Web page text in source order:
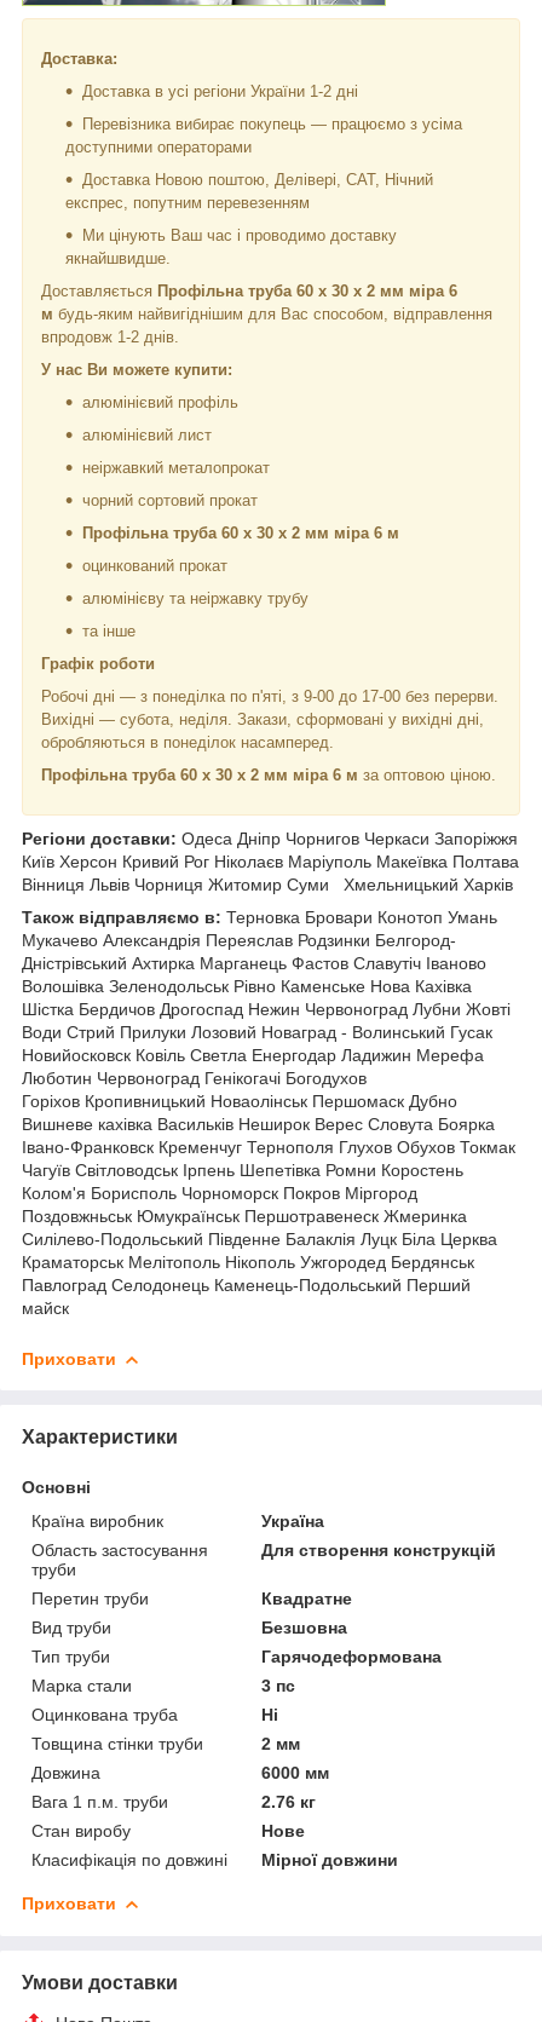
Доставка:
Доставка в усі регіони України 1-2 дні
Перевізника вибирає покупець — працюємо з усіма
доступними операторами
Доставка Новою поштою, Делівері, САТ, Нічний
експрес, попутним перевезенням
Ми цінують Ваш час і проводимо доставку
якнайшвидше.
Доставляється Профільна труба 60 х 30 х 2 мм міра 6
м будь-яким найвигіднішим для Вас способом, відправлення
впродовж 1-2 днів.
У нас Ви можете купити:
алюмінієвий профіль
алюмінієвий лист
неіржавкий металопрокат
чорний сортовий прокат
Профільна труба 60 х 30 х 2 мм міра 6 м
оцинкований прокат
алюмінієву та неіржавку трубу
та інше
Графік роботи
Робочі дні — з понеділка по п'яті, з 9-00 до 17-00 без перерви.
Вихідні — субота, неділя. Закази, сформовані у вихідні дні,
обробляються в понеділок насамперед.
Профільна труба 60 х 30 х 2 мм міра 6 м за оптовою ціною.
Регіони доставки: Одеса Дніпр Чорнигов Черкаси Запоріжжя
Київ Херсон Кривий Рог Ніколаєв Маріуполь Макеївка Полтава
Вінниця Львів Чорниця Житомир Суми
Хмельницький Харків
Також відправляємо в: Терновка Бровари Конотоп Умань
Мукачево Александрія Переяслав Родзинки Белгород-
Дністрівський Ахтирка Марганець Фастов Славутіч Іваново
Волошівка Зеленодольськ Рівно Каменське Нова Кахівка
Шістка Бердичов Дрогоспад Нежин Червоноград Лубни Жовті
Води Стрий Прилуки Лозовий Новаград - Волинський Гусак
Новийосковск Ковіль Светла Енергодар Ладижин Мерефа
Люботин Червоноград Генікогачі Богодухов
Горіхов Кропивницький Новаолінськ Першомаск Дубно
Вишневе кахівка Васильків Неширок Верес Словута Боярка
Івано-Франковск Кременчуг Тернополя Глухов Обухов Токмак
Чагуїв Світловодськ Ірпень Шепетівка Ромни Коростень
Колом'я Борисполь Чорноморск Покров Міргород
Поздовжньськ Юмукраїнськ Першотравенеск Жмеринка
Силілево-Подольський Південне Балаклія Луцк Біла Церква
Краматорськ Мелітополь Нікополь Ужгородед Бердянськ
Павлоград Селодонець Каменець-Подольський Перший
майск
Приховати
Характеристики
Основні
Країна виробник
Україна
Область застосування
труби
Для створення конструкцій
Перетин труби
Квадратне
Вид труби
Безшовна
Тип труби
Гарячодеформована
Марка стали
3 пс
Оцинкована труба
Ні
Товщина стінки труби
2 мм
Довжина
6000 мм
Вага 1 п.м. труби
2.76 кг
Стан виробу
Нове
Класифікація по довжині
Мірної довжини
Приховати
Умови доставки